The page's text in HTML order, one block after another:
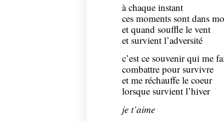
à chaque instant
ces moments sont dans
et quand souffle le vent
et survient l’adversité
c’est ce souvenir qui me
combattre pour survivre
et me réchauffe le coeur
lorsque survient l’hiver
je t’aime